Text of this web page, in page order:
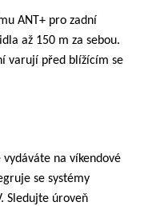
ANT+ pro zadní
až 150 m za sebou.
varují před blížícím se
na víkendové
se systémy
Sledujte úroveň